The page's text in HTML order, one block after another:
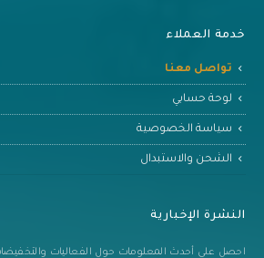
خدمة العملاء
تواصل معنا
لوحة حسابي
سياسة الخصوصية
الشحن والاستبدال
النشرة الإخبارية
احصل على أحدث المعلومات حول الفعاليات